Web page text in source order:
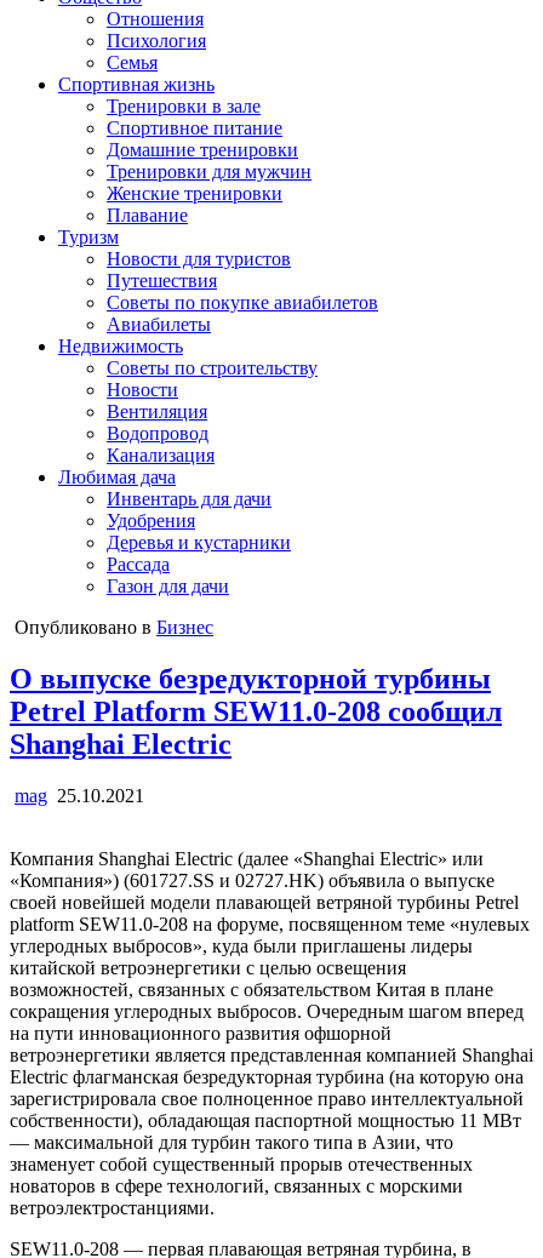
Отношения
Психология
Семья
Спортивная жизнь
Тренировки в зале
Спортивное питание
Домашние тренировки
Тренировки для мужчин
Женские тренировки
Плавание
Туризм
Новости для туристов
Путешествия
Советы по покупке авиабилетов
Авиабилеты
Недвижимость
Советы по строительству
Новости
Вентиляция
Водопровод
Канализация
Любимая дача
Инвентарь для дачи
Удобрения
Деревья и кустарники
Рассада
Газон для дачи
Опубликовано в Бизнес
О выпуске безредукторной турбины
Petrel Platform SEW11.0-208 сообщил
Shanghai Electric
mag 25.10.2021
Компания Shanghai Electric (далее «Shanghai Electric» или
«Компания») (601727.SS и 02727.HK) объявила о выпуске
своей новейшей модели плавающей ветряной турбины Petrel
platform SEW11.0-208 на форуме, посвященном теме «нулевых
углеродных выбросов», куда были приглашены лидеры
китайской ветроэнергетики с целью освещения
возможностей, связанных с обязательством Китая в плане
сокращения углеродных выбросов. Очередным шагом вперед
на пути инновационного развития офшорной
ветроэнергетики является представленная компанией Shanghai
Electric флагманская безредукторная турбина (на которую она
зарегистрировала свое полноценное право интеллектуальной
собственности), обладающая паспортной мощностью 11 МВт
— максимальной для турбин такого типа в Азии, что
знаменует собой существенный прорыв отечественных
новаторов в сфере технологий, связанных с морскими
ветроэлектростанциями.
SEW11.0-208 — первая плавающая ветряная турбина, в